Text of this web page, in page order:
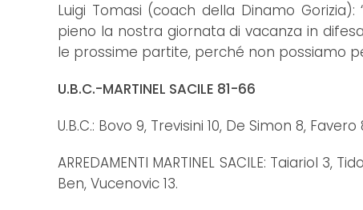
Luigi Tomasi (coach della Dinamo
pieno la nostra giornata di vacanza in
le prossime partite, perché non possiamo
U.B.C.-MARTINEL SACILE 81-66
U.B.C.: Bovo 9, Trevisini 10, De Simon 8,
ARREDAMENTI MARTINEL SACILE: Taiariol
Ben, Vucenovic 13.